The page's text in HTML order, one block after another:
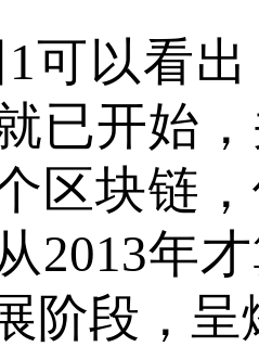
1可以看
已开始
区块链
2013年
阶段，